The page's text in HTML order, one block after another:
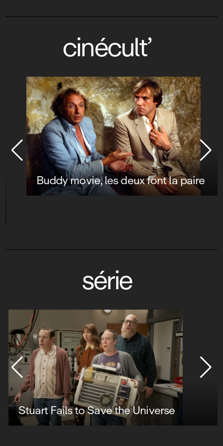
cinécult’
Buddy movie, les deux font la paire
série
Stuart Fails to Save the Universe